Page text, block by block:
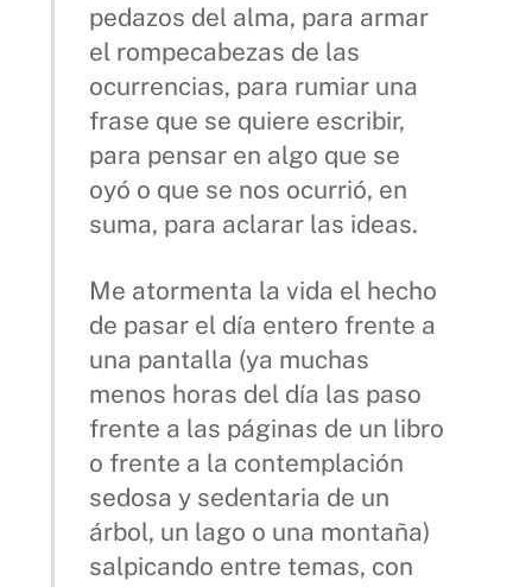
pedazos del alma, para armar
el rompecabezas de las
ocurrencias, para rumiar una
frase que se quiere escribir,
para pensar en algo que se
oyó o que se nos ocurrió, en
suma, para aclarar las ideas.
Me atormenta la vida el hecho
de pasar el día entero frente a
una pantalla (ya muchas
menos horas del día las paso
frente a las páginas de un libro
o frente a la contemplación
sedosa y sedentaria de un
árbol, un lago o una montaña)
salpicando entre temas, con